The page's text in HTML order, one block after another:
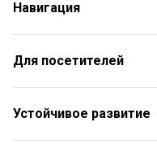
Навигация
Магазины
Услуги
Рестораны
Для посетителей
План торгового центра
С животными
Контакты
Устойчивое развитие
Отчет об устойчивом